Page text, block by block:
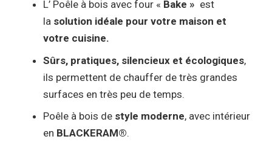
L’ Poêle à bois avec four « Bake » est
la solution idéale pour votre maison et
votre cuisine.
Sûrs, pratiques, silencieux et écologiques,
ils permettent de chauffer de très grandes
surfaces en très peu de temps.
Poêle à bois de style moderne, avec intérieur
en BLACKERAM®.